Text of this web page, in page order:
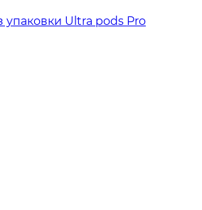
Ultra pods Pro